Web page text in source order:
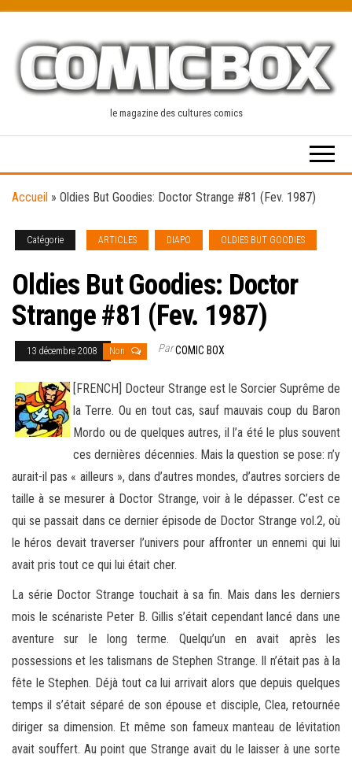
content
le magazine des cultures comics
Accueil » Oldies But Goodies: Doctor Strange #81 (Fev. 1987)
Catégorie ARTICLES DIAPO OLDIES BUT GOODIES
Oldies But Goodies: Doctor
Strange #81 (Fev. 1987)
13 décembre 2008 Non ParCOMIC BOX
[FRENCH] Docteur Strange est le Sorcier Suprême de
la Terre. Ou en tout cas, sauf mauvais coup du Baron
Mordo ou de quelques autres, il l’a été le plus souvent
ces dernières décennies. Mais la question se pose: n’y
aurait-il pas « ailleurs », dans d’autres mondes, d’autres sorciers de
taille à se mesurer à Doctor Strange, voir à le dépasser. C’est ce
qui se passait dans ce dernier épisode de Doctor Strange vol.2, où
le héros devait traverser l’univers pour affronter un ennemi qui lui
avait pris tout ce qui lui était cher.
La série Doctor Strange touchait à sa fin. Mais dans les derniers
mois le scénariste Peter B. Gillis s’était cependant lancé dans une
aventure sur le long terme. Quelqu’un en avait après les
possessions et les talismans de Stephen Strange. Il n’était pas à la
fête le Stephen. Déjà tout ca lui arrivait alors que depuis quelques
temps il s’était séparé de son épouse et disciple, Clea, retournée
diriger sa dimension. Et même son fameux manteau de lévitation
avait souffert. Au point que Strange avait du le laisser à une sorte